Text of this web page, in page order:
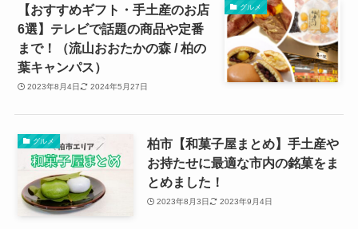
グルメ
【おすすめギフト・手土産のお店
6選】テレビで話題の商品や定番
まで！（流山おおたかの森 / 柏の
葉キャンパス）
2023年8月4日 2024年5月27日
グルメ
柏市【和菓子屋まとめ】手土産や
お持たせに最適な市内の銘菓をま
とめました！
2023年8月3日 2023年9月4日